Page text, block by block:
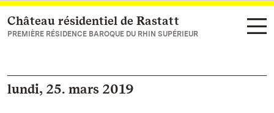
Vers la page d’accueil
Château résidentiel de Rastatt
PREMIÈRE RÉSIDENCE BAROQUE DU RHIN SUPÉRIEUR
lundi, 25. mars 2019